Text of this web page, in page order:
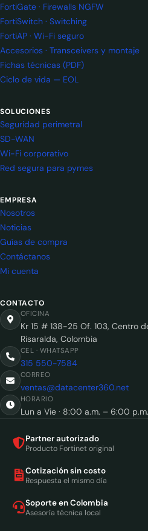
FortiGate · Firewalls NGFW
FortiSwitch · Switching
FortiAP · Wi-Fi seguro
Accesorios · Transceivers y montaje
Fichas técnicas (PDF)
Ciclo de vida — EOL
SOLUCIONES
Seguridad perimetral
SD-WAN
Wi-Fi corporativo
Red segura para pymes
EMPRESA
Nosotros
Noticias
Guías de compra
Contáctanos
Mi cuenta
CONTACTO
OFICINA
Kr 15 # 138-25 Of. 103, Centro
Risaralda, Colombia
CEL · WHATSAPP
315 550-7584
CORREO
ventas@datacenter360.net
HORARIO
Lun a Vie · 8:00 a.m. – 6:00 p.m.
Partner autorizado
Producto Fortinet original
Cotización sin costo
Respuesta el mismo día
Soporte en Colombia
Asesoría técnica local